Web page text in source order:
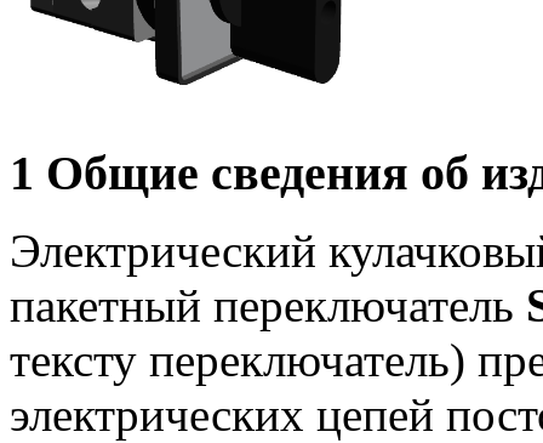
1 Общие сведения об
Электрический
пакетный переключатель
тексту переключатель)
электрических цепей